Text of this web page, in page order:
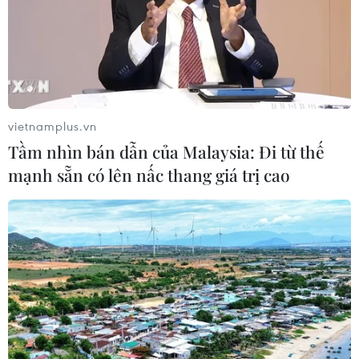
Cục diện ASEAN Cup: Việt Nam
quyết giành ngôi đầu, Thái Lan vẫn
có thể bị loại
07/08/2026 02:29
Lịch thi đấu ASEAN Cup 2026 ngày
7/8: Việt Nam hướng đến ngôi đầu
07/08/2026 00:07
Công Phượng gặp thử thách lớn
trong ngày tái xuất V-League 2026/27
06/08/2026 11:49
vietnamplus.vn
Tầm nhìn bán dẫn của Malaysia: Đi từ thế
mạnh sẵn có lên nấc thang giá trị cao